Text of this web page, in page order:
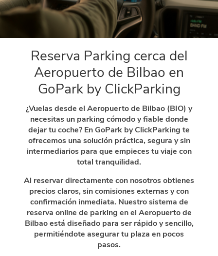
Reserva Parking cerca del
Aeropuerto de Bilbao en
GoPark by ClickParking
¿Vuelas desde el Aeropuerto de Bilbao (BIO) y
necesitas un parking cómodo y fiable donde
dejar tu coche? En GoPark by ClickParking te
ofrecemos una solución práctica, segura y sin
intermediarios para que empieces tu viaje con
total tranquilidad.
Al reservar directamente con nosotros obtienes
precios claros, sin comisiones externas y con
confirmación inmediata. Nuestro sistema de
reserva online de parking en el Aeropuerto de
Bilbao está diseñado para ser rápido y sencillo,
permitiéndote asegurar tu plaza en pocos
pasos.